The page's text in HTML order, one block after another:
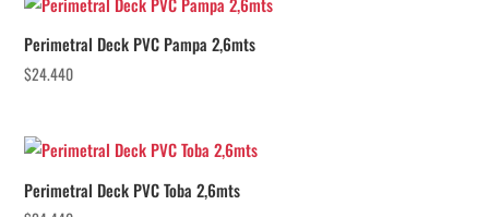
Perimetral Deck PVC Pampa 2,6mts
$24.440
Perimetral Deck PVC Toba 2,6mts